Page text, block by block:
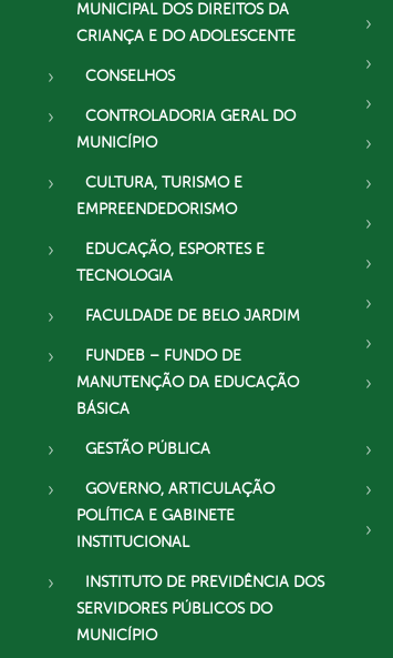
MUNICIPAL DOS DIREITOS DA
CRIANÇA E DO ADOLESCENTE
CONSELHOS
CONTROLADORIA GERAL DO
MUNICÍPIO
CULTURA, TURISMO E
EMPREENDEDORISMO
EDUCAÇÃO, ESPORTES E
TECNOLOGIA
FACULDADE DE BELO JARDIM
FUNDEB – FUNDO DE
MANUTENÇÃO DA EDUCAÇÃO
BÁSICA
GESTÃO PÚBLICA
GOVERNO, ARTICULAÇÃO
POLÍTICA E GABINETE
INSTITUCIONAL
INSTITUTO DE PREVIDÊNCIA DOS
SERVIDORES PÚBLICOS DO
MUNICÍPIO